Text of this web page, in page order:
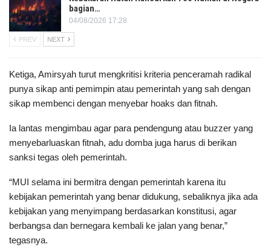
bagian…
04/08/2026 17:28
PREV NEXT
Ketiga, Amirsyah turut mengkritisi kriteria penceramah radikal
punya sikap anti pemimpin atau pemerintah yang sah dengan
sikap membenci dengan menyebar hoaks dan fitnah.
Ia lantas mengimbau agar para pendengung atau buzzer yang
menyebarluaskan fitnah, adu domba juga harus di berikan
sanksi tegas oleh pemerintah.
“MUI selama ini bermitra dengan pemerintah karena itu
kebijakan pemerintah yang benar didukung, sebaliknya jika ada
kebijakan yang menyimpang berdasarkan konstitusi, agar
berbangsa dan bernegara kembali ke jalan yang benar,”
tegasnya.